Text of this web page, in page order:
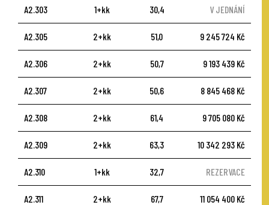
A2.303 1+kk 30,4 V JEDNÁNÍ
A2.305 2+kk 51,0 9 245 724 Kč
A2.306 2+kk 50,7 9 193 439 Kč
A2.307 2+kk 50,6 8 845 468 Kč
A2.308 2+kk 61,4 9 705 080 Kč
A2.309 2+kk 63,3 10 342 293 Kč
A2.310 1+kk 32,7 REZERVACE
A2.311 2+kk 67,7 11 054 400 Kč